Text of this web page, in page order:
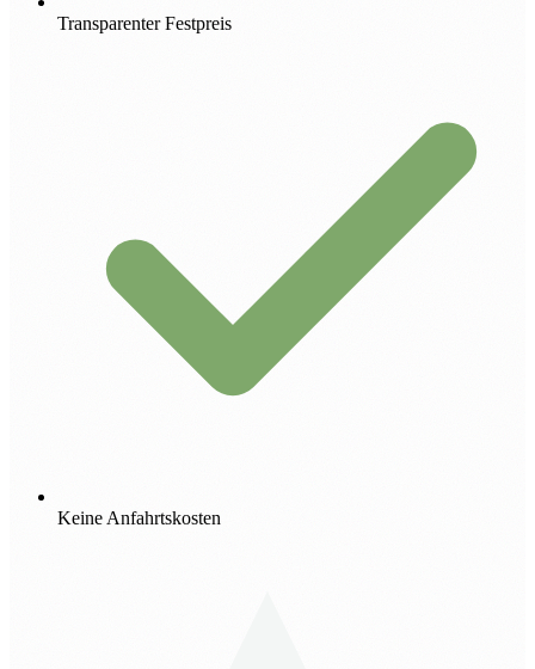
Transparenter Festpreis
Keine Anfahrtskosten